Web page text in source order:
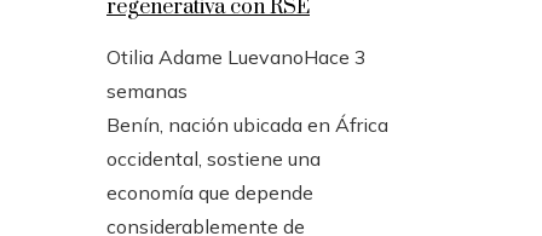
regenerativa con RSE
Otilia Adame LuevanoHace 3
semanas
Benín, nación ubicada en África
occidental, sostiene una
economía que depende
considerablemente de